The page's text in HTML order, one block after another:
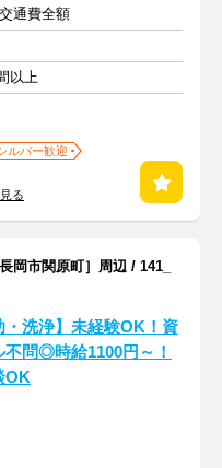
通費全額
以上
ルバー歓迎
る
市関原町］周辺 / 141_
・洗浄】未経験OK！資
不問◎時給1100円～！
OK